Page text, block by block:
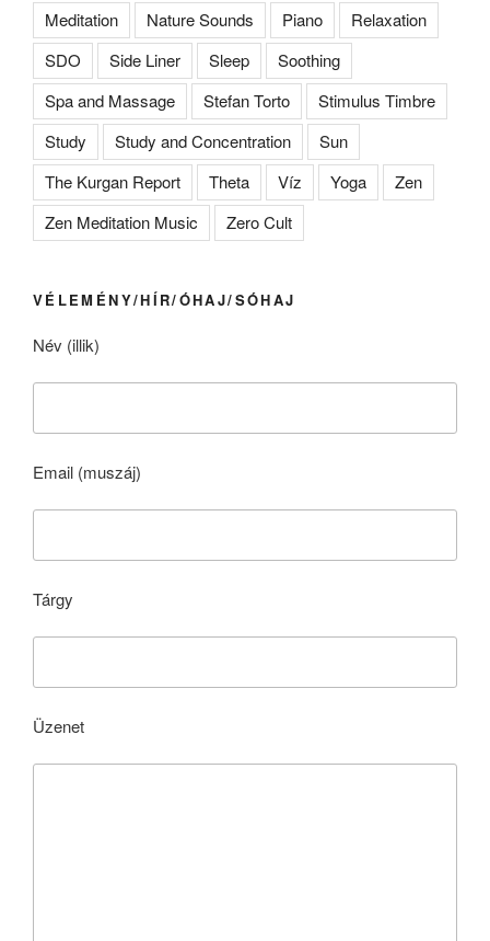
Meditation Nature Sounds Piano
Relaxation
SDO
Side Liner Sleep
Soothing
Spa and Massage
Stefan Torto
Stimulus Timbre
Study
Study and Concentration
Sun
The Kurgan Report
Theta Víz Yoga
Zen
Zen Meditation Music
Zero Cult
VÉLEMÉNY/HÍR/ÓHAJ/SÓHAJ
Név (illik)
Email (muszáj)
Tárgy
Üzenet